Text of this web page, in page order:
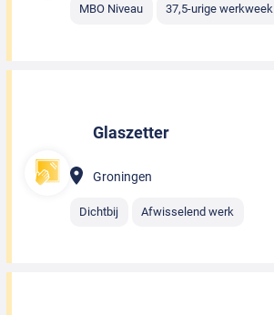
MBO Niveau 37,5-urige werkweek
Glaszetter
Groningen
Dichtbij Afwisselend werk